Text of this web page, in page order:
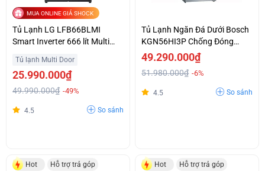
MUA ONLINE GIÁ SHOCK
Tủ Lạnh LG LFB66BLMI
Smart Inverter 666 lít Multi
Tủ lạnh Multi Door
25.990.000₫
49.990.000₫ -49%
4.5 So sánh
Tủ Lạnh Ngăn Đá Dưới Bosch
KGN56HI3P Chống Đóng
Tuyết No Frost Hỗ Trợ Trả Góp
49.290.000₫
51.980.000₫ -6%
4.5 So sánh
Hot Hỗ trợ trả góp Hot Hỗ trợ trả góp